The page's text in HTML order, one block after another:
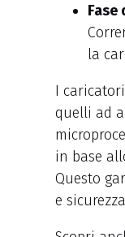
la
I
quelli ad
in base
Questo
e